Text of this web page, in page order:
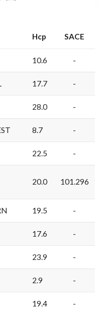
Hcp SACE
10.6 -
17.7 -
28.0 -
8.7 -
22.5 -
20.0 101.296
19.5 -
17.6 -
23.9 -
2.9 -
19.4 -